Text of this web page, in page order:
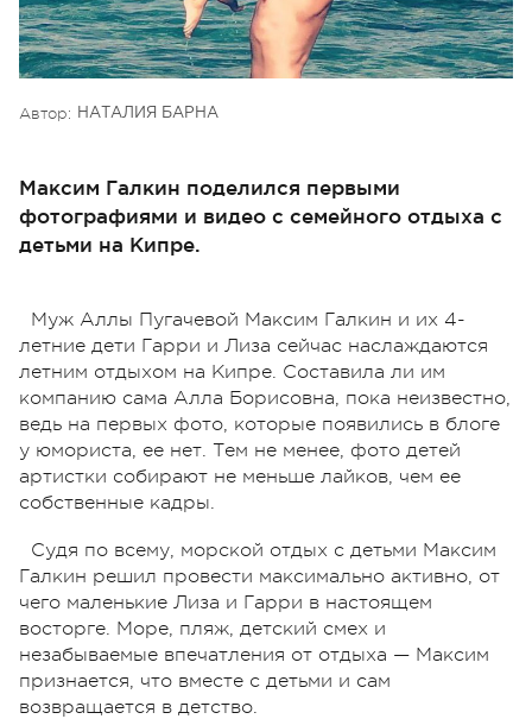
Автор: НАТАЛИЯ БАРНА
Максим Галкин поделился первыми
фотографиями и видео с семейного отдыха с
детьми на Кипре.
Муж Аллы Пугачевой Максим Галкин и их 4-
летние дети Гарри и Лиза сейчас наслаждаются
летним отдыхом на Кипре. Составила ли им
компанию сама Алла Борисовна, пока неизвестно,
ведь на первых фото, которые появились в блоге
у юмориста, ее нет. Тем не менее, фото детей
артистки собирают не меньше лайков, чем ее
собственные кадры.
Судя по всему, морской отдых с детьми Максим
Галкин решил провести максимально активно, от
чего маленькие Лиза и Гарри в настоящем
восторге. Море, пляж, детский смех и
незабываемые впечатления от отдыха — Максим
признается, что вместе с детьми и сам
возвращается в детство.